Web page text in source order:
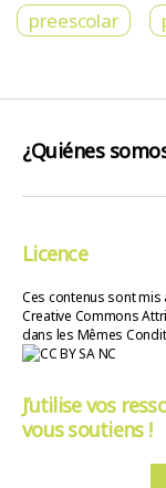
preescolar
¿Quiénes
Licence
Ces contenus sont
Creative Commons
dans les Mêmes
J’utilise vos
vous soutiens !